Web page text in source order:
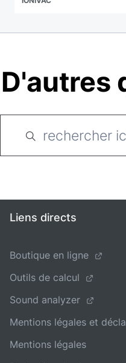
D'autres
Liens directs
Boutique en ligne
Outils de calcul
Sound analyzer
Mentions légales et
Mentions légales